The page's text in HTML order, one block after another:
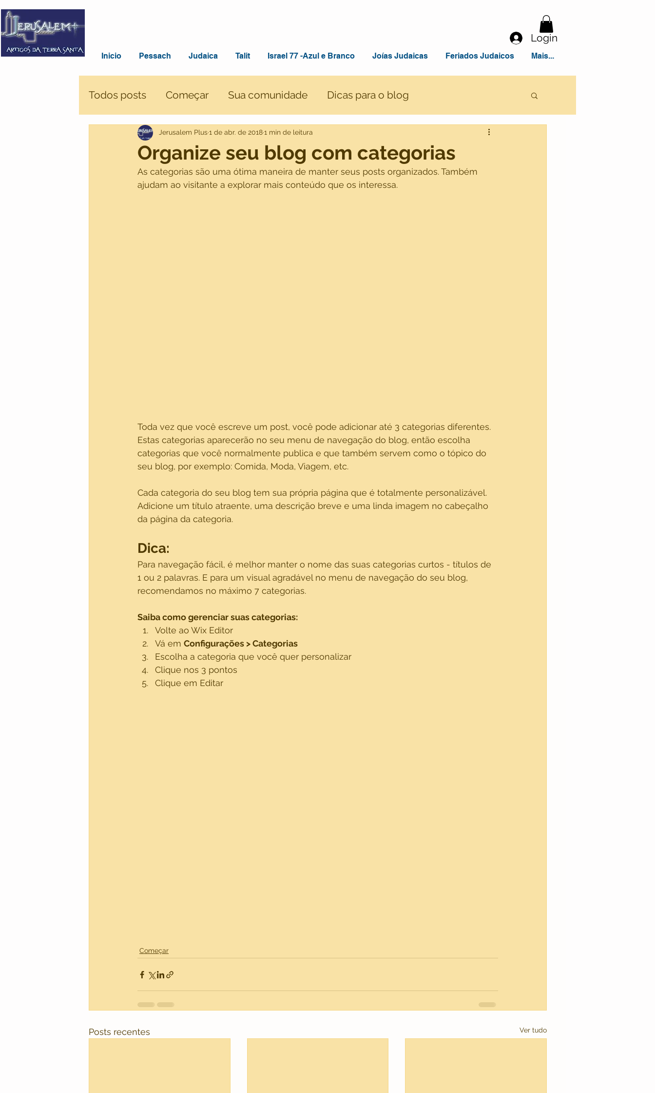
Inicio Pessach Judaica Talit Israel 77 -Azul e Branco Joías Judaicas Feriados Judaicos Mais...
Login
Todos posts Começar Sua comunidade Dicas para o blog
Organize seu blog com categorias
Jerusalem Plus1 de abr. de 20181 min de leitura
As categorias são uma ótima maneira de manter seus posts organizados. Também
ajudam ao visitante a explorar mais conteúdo que os interessa.
Toda vez que você escreve um post, você pode adicionar até 3 categorias diferentes.
Estas categorias aparecerão no seu menu de navegação do blog, então escolha
categorias que você normalmente publica e que também servem como o tópico do
seu blog, por exemplo: Comida, Moda, Viagem, etc.
Cada categoria do seu blog tem sua própria página que é totalmente personalizável.
Adicione um título atraente, uma descrição breve e uma linda imagem no cabeçalho
da página da categoria.
Dica:
Para navegação fácil, é melhor manter o nome das suas categorias curtos - títulos de
1 ou 2 palavras. E para um visual agradável no menu de navegação do seu blog,
recomendamos no máximo 7 categorias.
Saiba como gerenciar suas categorias:
Volte ao Wix Editor
Vá em Configurações > Categorias
Escolha a categoria que você quer personalizar
Clique nos 3 pontos
Clique em Editar
Começar
Posts recentes Ver tudo